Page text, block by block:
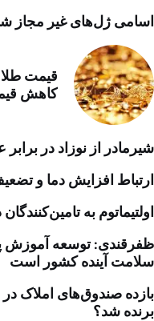
اسامی ژل‌های غیر
کاهش
شیرمادر از نوزاد در
ارتباط افزایش دما و
اولتیماتوم به
ظفرقندی: توسعه آموزش
سلامت آینده کشور است
بازده صندوق‌های املاک
برنده شد؟